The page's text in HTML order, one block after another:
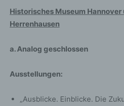
Historisches Museum
Herrenhausen
a. Analog geschlossen
Ausstellungen:
„Ausblicke. Einblicke. Die